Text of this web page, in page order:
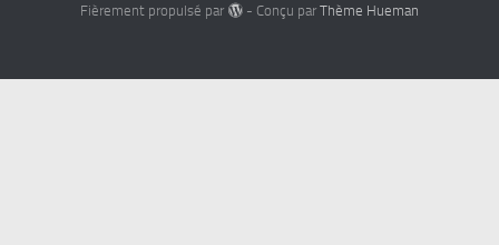
Fièrement propulsé par - Conçu par Thème Hueman